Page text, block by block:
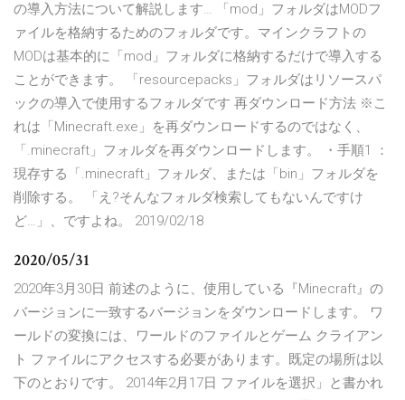
の導入方法について解説します… 「mod」フォルダはMODフ
ァイルを格納するためのフォルダです。マインクラフトの
MODは基本的に「mod」フォルダに格納するだけで導入する
ことができます。 「resourcepacks」フォルダはリソースパ
ックの導入で使用するフォルダです 再ダウンロード方法 ※こ
れは「Minecraft.exe」を再ダウンロードするのではなく、
「.minecraft」フォルダを再ダウンロードします。 ・手順1 ：
現存する「.minecraft」フォルダ、または「bin」フォルダを
削除する。 「え?そんなフォルダ検索してもないんですけ
ど…」、ですよね。 2019/02/18
2020/05/31
2020年3月30日 前述のように、使用している『Minecraft』の
バージョンに一致するバージョンをダウンロードします。 ワ
ールドの変換には、ワールドのファイルとゲーム クライアン
ト ファイルにアクセスする必要があります。既定の場所は以
下のとおりです。 2014年2月17日 ファイルを選択」と書かれ